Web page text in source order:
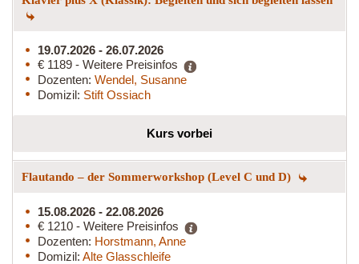
19.07.2026 - 26.07.2026
€ 1189 - Weitere Preisinfos
Dozenten: Wendel, Susanne
Domizil: Stift Ossiach
Kurs vorbei
Flautando – der Sommerworkshop (Level C und D)
15.08.2026 - 22.08.2026
€ 1210 - Weitere Preisinfos
Dozenten: Horstmann, Anne
Domizil: Alte Glasschleife